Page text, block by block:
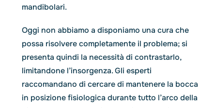
mandibolari.
Oggi non abbiamo a disponiamo una cura che
possa risolvere completamente il problema; si
presenta quindi la necessità di contrastarlo,
limitandone l’insorgenza. Gli esperti
raccomandano di cercare di mantenere la bocca
in posizione fisiologica durante tutto l’arco della